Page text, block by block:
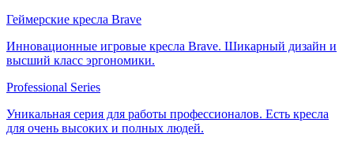
Геймерские кресла Brave
Инновационные игровые кресла Brave. Шикарный дизайн и
высший класс эргономики.
Professional Series
Уникальная серия для работы профессионалов. Есть кресла
для очень высоких и полных людей.